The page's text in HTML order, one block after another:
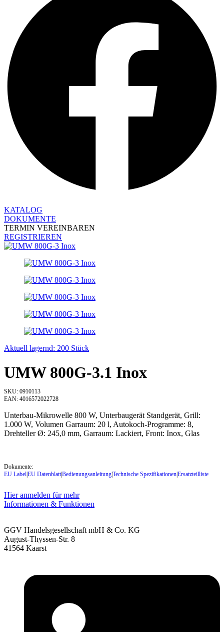
KATALOG
DOKUMENTE
TERMIN VEREINBAREN
REGISTRIEREN
Aktuell lagernd: 200 Stück
UMW 800G-3.1 Inox
SKU: 0910113
EAN: 4016572022728
Unterbau-Mikrowelle 800 W, Unterbaugerät Standgerät, Grill:
1.000 W, Volumen Garraum: 20 l, Autokoch-Programme: 8,
Drehteller Ø: 245,0 mm, Garraum: Lackiert, Front: Inox, Glas
Dokumente:
EU Label|EU Datenblatt|Bedienungsanleitung|Technische Spezifikationen|Ersatzteilliste
Hier anmelden für mehr
Informationen & Funktionen
GGV Handelsgesellschaft mbH & Co. KG
August-Thyssen-Str. 8
41564 Kaarst